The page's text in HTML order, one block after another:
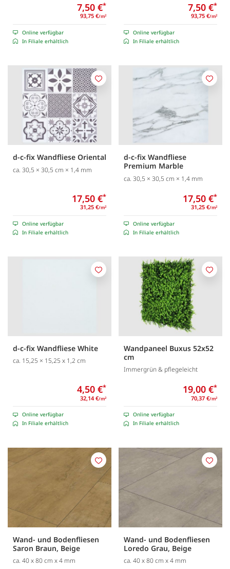
7,50 €*
93,75 €/m2
Online verfügbar
In Filiale erhältlich
7,50 €*
93,75 €/m2
Online verfügbar
In Filiale erhältlich
d-c-fix Wandfliese Oriental
ca. 30,5 × 30,5 cm × 1,4 mm
17,50 €*
31,25 €/m2
Online verfügbar
In Filiale erhältlich
Merken
d-c-fix Wandfliese
Premium Marble
ca. 30,5 × 30,5 cm × 1,4 mm
17,50 €*
31,25 €/m2
Online verfügbar
In Filiale erhältlich
d-c-fix Wandfliese White
ca. 15,25 × 15,25 x 1,2 cm
4,50 €*
32,14 €/m2
Online verfügbar
In Filiale erhältlich
Merken
Wandpaneel Buxus 52x52
cm
Immergrün & pflegeleicht
19,00 €*
70,37 €/m2
Online verfügbar
In Filiale erhältlich
Wand- und Bodenfliesen
Saron Braun, Beige
ca. 40 x 80 cm x 4 mm
Merken
Wand- und Bodenfliesen
Loredo Grau, Beige
ca. 40 x 80 cm x 4 mm